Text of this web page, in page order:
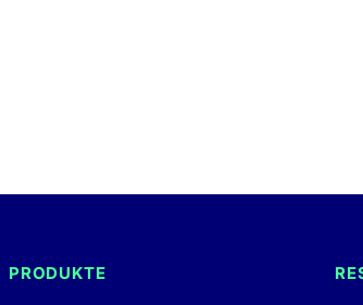
PRODUKTE